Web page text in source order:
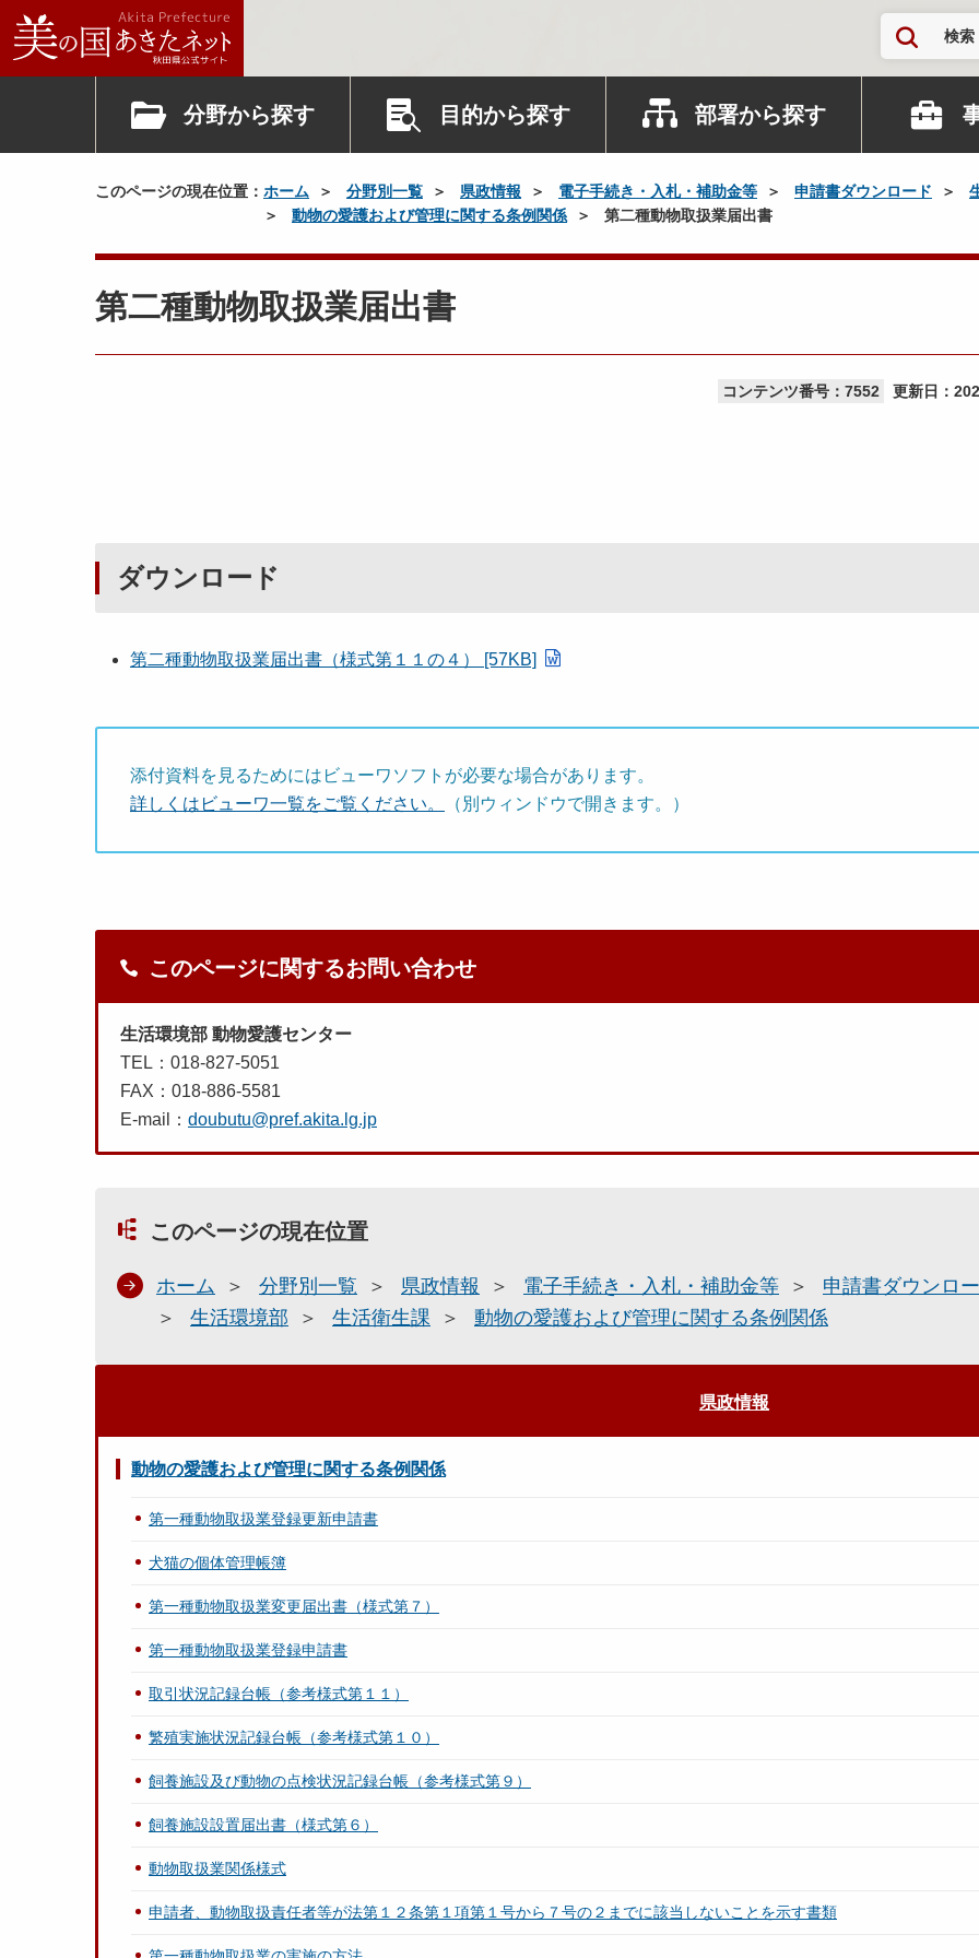
検索
分野から探す 目的から探す 部署から探す
このページの現在位置： ホーム 分野別一覧 県政情報 電子手続き・入札・補助金等 申請書ダウンロード
動物の愛護および管理に関する条例関係
第二種動物取扱業届出書
第二種動物取扱業届出書
コンテンツ番号：7552 更新日：
ダウンロード
第二種動物取扱業届出書（様式第１１の４） [57KB]
添付資料を見るためにはビューワソフトが必要な場合があります。
詳しくはビューワ一覧をご覧ください。
（別ウィンドウで開きます。）
このページに関するお問い合わせ
生活環境部 動物愛護センター
TEL：018-827-5051
FAX：018-886-5581
E-mail： doubutu@pref.akita.lg.jp
このページの現在位置
ホーム 分野別一覧 県政情報 電子手続き・入札・補助金等
申請書ダウンロ
生活環境部
生活衛生課 動物の愛護および管理に関する条例関係
県政情報
動物の愛護および管理に関する条例関係
第一種動物取扱業登録更新申請書
犬猫の個体管理帳簿
第一種動物取扱業変更届出書（様式第７）
第一種動物取扱業登録申請書
取引状況記録台帳（参考様式第１１）
繁殖実施状況記録台帳（参考様式第１０）
飼養施設及び動物の点検状況記録台帳（参考様式第９）
飼養施設設置届出書（様式第６）
動物取扱業関係様式
申請者、動物取扱責任者等が法第１２条第１項第１号から７号の２までに該当しないことを示す書類